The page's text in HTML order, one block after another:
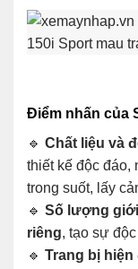
Điểm nhấn của
🔹 Chất liệu và
thiết kế độc đáo,
trong suốt, lấy
🔹 Số lượng
riêng, tạo sự
🔹 Trang bị hiện